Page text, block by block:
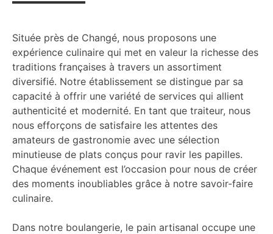
Située près de Changé, nous proposons une
expérience culinaire qui met en valeur la richesse des
traditions françaises à travers un assortiment
diversifié. Notre établissement se distingue par sa
capacité à offrir une variété de services qui allient
authenticité et modernité. En tant que traiteur, nous
nous efforçons de satisfaire les attentes des
amateurs de gastronomie avec une sélection
minutieuse de plats conçus pour ravir les papilles.
Chaque événement est l’occasion pour nous de créer
des moments inoubliables grâce à notre savoir-faire
culinaire.
Dans notre boulangerie, le pain artisanal occupe une